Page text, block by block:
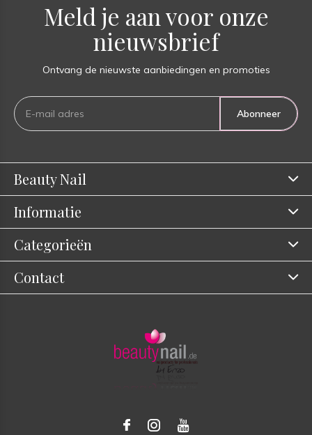
Meld je aan voor onze
nieuwsbrief
Ontvang de nieuwste aanbiedingen en promoties
Abonneer
Beauty Nail
Informatie
Categorieën
Contact